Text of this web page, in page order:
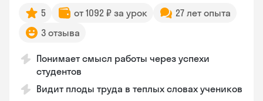
5 от 1092 ₽ за урок
27 лет опыта
3 отзыва
Понимает смысл работы через успехи
студентов
Видит плоды труда в теплых словах учеников